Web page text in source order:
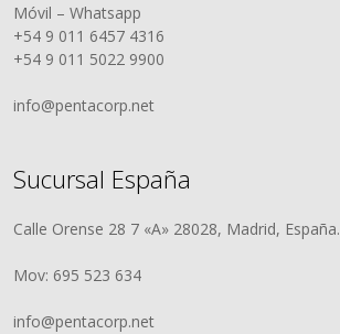
Móvil – Whatsapp
+54 9 011 6457 4316
+54 9 011 5022 9900
info@pentacorp.net
Sucursal España
Calle Orense 28 7 «A» 28028, Madrid, España.
Mov: 695 523 634
info@pentacorp.net